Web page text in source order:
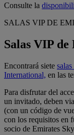
Consulte la
SALAS VIP DE
Salas VIP
Encontrará siete
International, en las
Para disfrutar del
un invitado, deben
(con un código de
con los requisitos en
socio de Emirates